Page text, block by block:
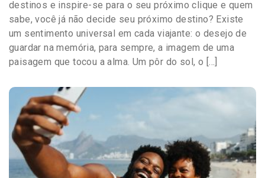
destinos e inspire-se para o seu próximo clique e quem
sabe, você já não decide seu próximo destino? Existe
um sentimento universal em cada viajante: o desejo de
guardar na memória, para sempre, a imagem de uma
paisagem que tocou a alma. Um pôr do sol, o […]